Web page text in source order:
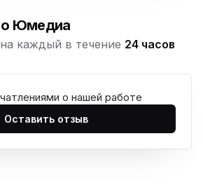
35
Наставников
Дыбенко
Юмедиа
каждый в течение 24 часов
о нашей работе
Оставить отзыв